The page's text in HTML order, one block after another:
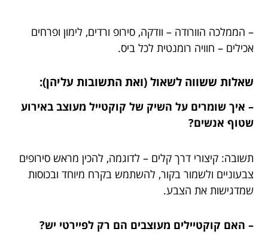
– הממלכה הוורודה – וודקה, סירופ ורדים, לימון ופרחים
אכילים – חוויה רומנטית לכל ביס.
שאלות ששווה לשאול (ואת התשובות עליהן):
– איך שומרים על השיק של קוקטייל מעוצב באירוע
שטוף אנשים?
תשובה: קיצורי דרך קלים – לדוגמה, להכין מראש סירופים
צבעוניים ולשמור בקור, להשתמש בקרח מיוחד ובכוסות
שמדגישות את הצבע.
– האם קוקטיילים מעוצבים הם רק לפיירטי יש?